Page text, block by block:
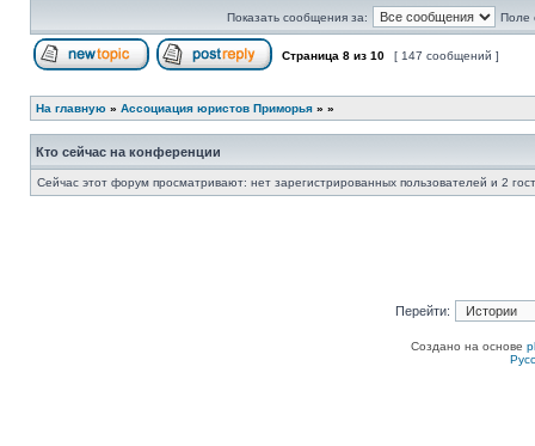
Показать сообщения за: Поле
Страница 8 из 10 [ 147 сообщений ]
На главную » Ассоциация юристов Приморья » »
Кто сейчас на конференции
Сейчас этот форум просматривают: нет зарегистрированных пользователей и 2
Перейти:
Создано на основе